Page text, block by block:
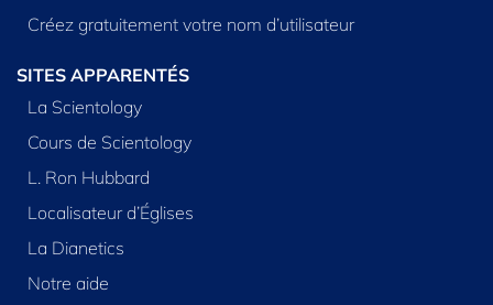
Créez gratuitement votre nom d’utilisateur
SITES APPARENTÉS
La Scientology
Cours de Scientology
L. Ron Hubbard
Localisateur d’Églises
La Dianetics
Notre aide